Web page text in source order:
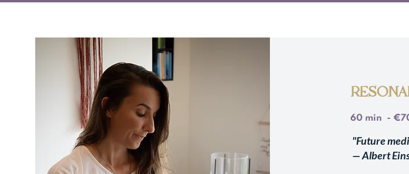
Welkom
60 min -
"Future
— Albert